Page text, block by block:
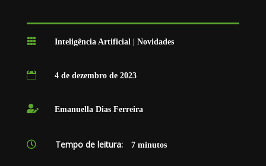
 Inteligência Artificial| Novidades
 4 de dezembro de 2023
 Emanuella Dias Ferreira
 Tempo de leitura: 7minutos